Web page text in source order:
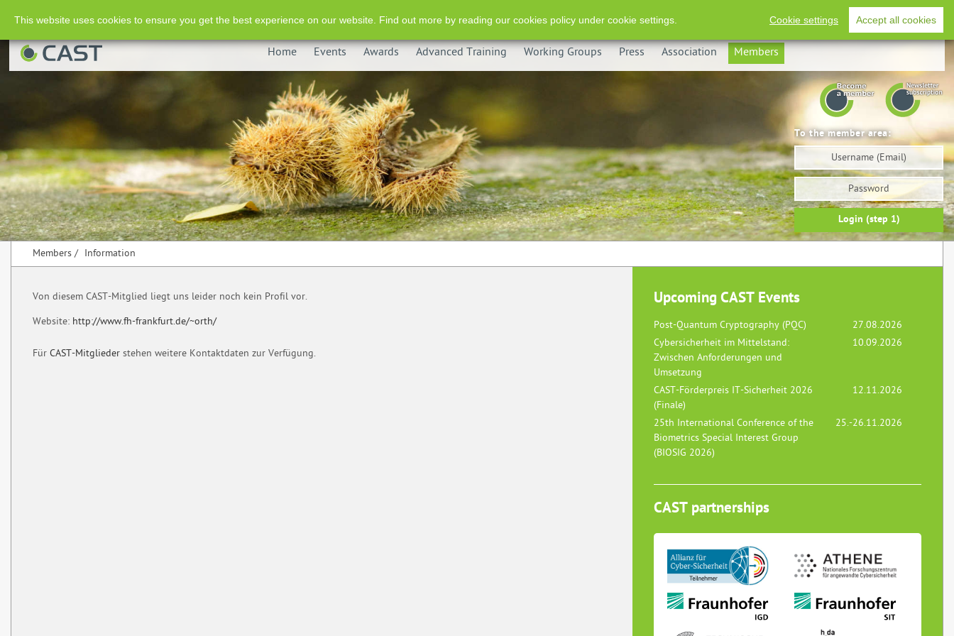
Privacy Deutsch RSS-Feed
Home Events Awards Advanced Training Working Groups Press Association Members
To the member area:
Username
Password
Login (step 1)
Members / Information
Von diesem CAST-Mitglied liegt uns leider noch kein Profil vor.
Website: http://www.fh-frankfurt.de/~orth/
Für CAST-Mitglieder stehen weitere Kontaktdaten zur Verfügung.
Upcoming CAST Events
Post-Quantum Cryptography (PQC)
27.08.2026
Cybersicherheit im Mittelstand:
Zwischen Anforderungen und
Umsetzung
10.09.2026
CAST-Förderpreis IT-Sicherheit 2026
(Finale)
12.11.2026
25th International Conference of the
Biometrics Special Interest Group
(BIOSIG 2026)
25.-26.11.2026
CAST partnerships
This website uses cookies to ensure you get the best experience on our website. Find out more by reading our cookies policy under cookie settings. Cookie settings Accept all cookies